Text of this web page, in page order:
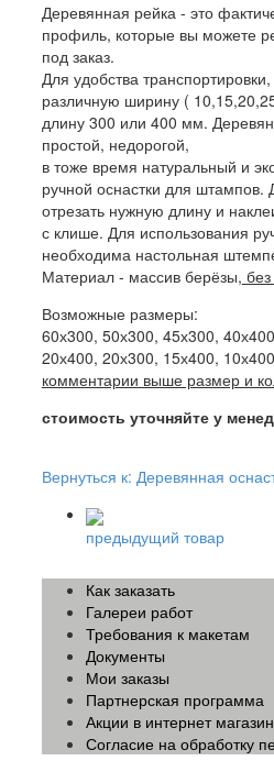
Деревянная рейка - это
профиль, которые вы можете
под заказ.
Для удобства
различную ширину (
длину 300 или 400 мм.
простой, недорогой,
в тоже время натуральный и
ручной оснастки для штампов.
отрезать нужную длину и
с клише. Для использования
необходима настольная
Материал - массив берёзы,
Возможные размеры:
60х300, 50х300, 45х300,
20х400, 20х300, 15х400,
комментарии выше размер и
стоимость уточняйте у
Вернуться к: Деревянная
предыдущий товар
Как заказать
Галереи работ
Требования к макетам
Документы
Мои заказы
Партнерская программа
Акции в интернет
Согласие на обработку